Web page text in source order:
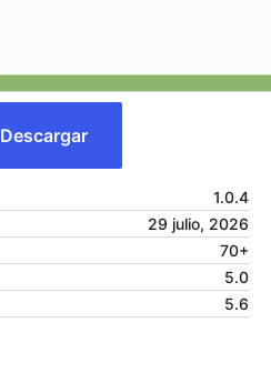
Descargar
1.0.4
29 julio, 2026
70+
5.0
5.6